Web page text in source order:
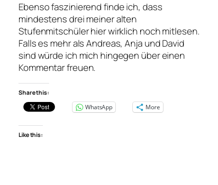
Ebenso faszinierend finde ich, dass
mindestens drei meiner alten
Stufenmitschüler hier wirklich noch mitlesen.
Falls es mehr als Andreas, Anja und David
sind würde ich mich hingegen über einen
Kommentar freuen.
Share this:
WhatsApp
More
Like this: